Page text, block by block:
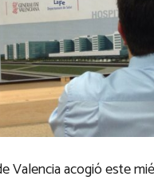
Valencia acogió este